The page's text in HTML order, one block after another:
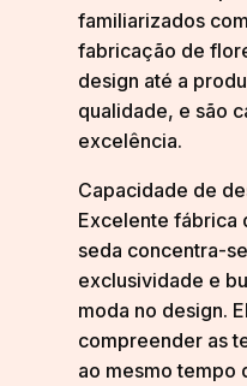
familiarizados
fabricação de
design até a
qualidade, e são
excelência.
Capacidade de
Excelente fábrica
seda concentra-
exclusividade e
moda no design.
compreender as
ao mesmo tempo